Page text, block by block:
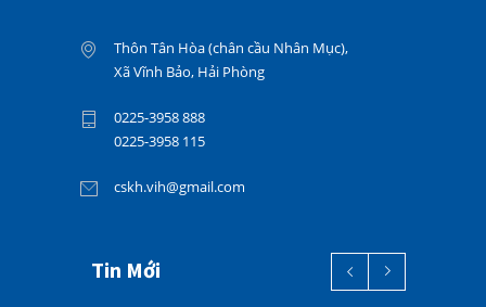
Thôn Tân Hòa (chân cầu Nhân Mục),
Xã Vĩnh Bảo, Hải Phòng
0225-3958 888
0225-3958 115
cskh.vih@gmail.com
Tin Mới